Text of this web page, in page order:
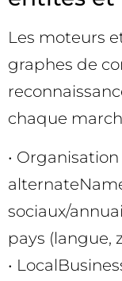
Les moteurs
graphes de
chaque
•
sociaux/
pays (langue,
•